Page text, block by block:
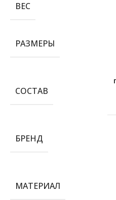
ВЕС
РАЗМЕРЫ
СОСТАВ
БРЕНД
МАТЕРИАЛ